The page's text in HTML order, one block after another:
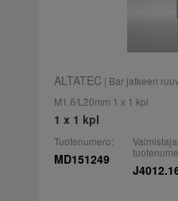
ALTATEC | Bar jatkeen
M1.6/L20mm 1 x 1 kpl
1 x 1 kpl
Tuotenumero:
MD151249